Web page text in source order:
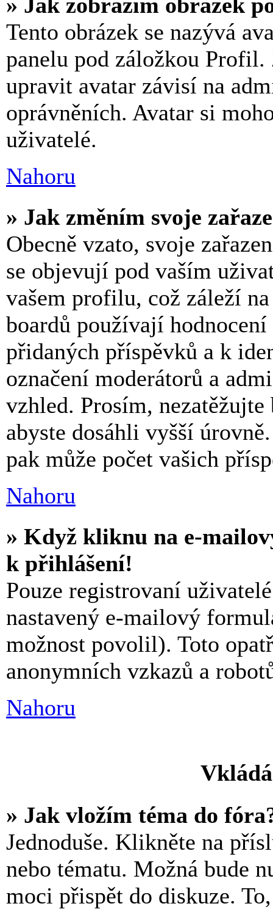
Tento obrázek se nazývá
panelu pod záložkou
upravit avatar závisí na
oprávněních. Avatar si
uživatelé.
Nahoru
» Jak změním svoje
Obecně vzato, svoje
se objevují pod vaším
vašem profilu, což záleží
boardů používají
přidaných příspěvků a k
označení moderátorů a
vzhled. Prosím,
abyste dosáhli vyšší
pak může počet vašich
Nahoru
» Když kliknu na e-
k přihlášení!
Pouze registrovaní
nastavený e-mailový
možnost povolil). Toto
anonymních vzkazů a
Nahoru
» Jak vložím téma do
Jednoduše. Klikněte na
nebo tématu. Možná bude
moci přispět do diskuze.